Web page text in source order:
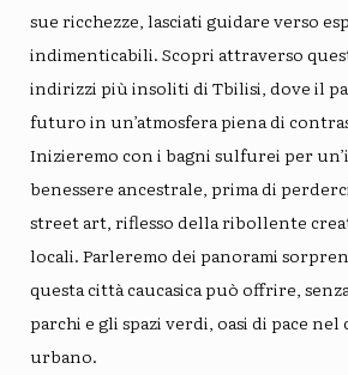
sue ricchezze, lasciati guidare verso
indimenticabili. Scopri attraverso
indirizzi più insoliti di Tbilisi, dove il
futuro in un’atmosfera piena di
Inizieremo con i bagni sulfurei per
benessere ancestrale, prima di
street art, riflesso della ribollente
locali. Parleremo dei panorami
questa città caucasica può offrire,
parchi e gli spazi verdi, oasi di pace nel
urbano.